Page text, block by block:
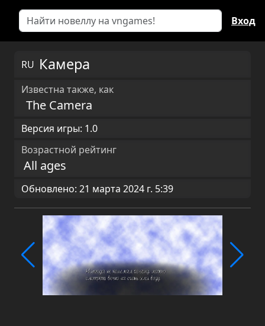
Вход
RU Камера
Известна также, как
The Camera
Версия игры: 1.0
Возрастной рейтинг
All ages
Обновлено: 21 марта 2024 г. 5:39